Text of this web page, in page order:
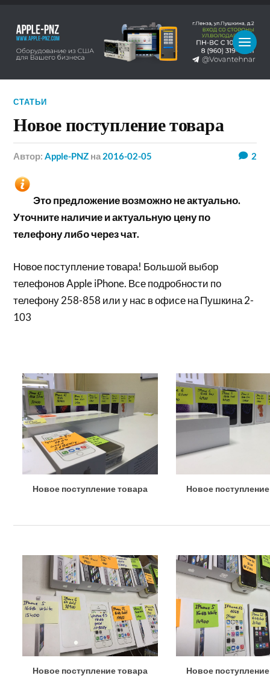
СТАТЬИ
Новое поступление товара
Автор:Apple-PNZ на 2016-02-05 2
Это предложение возможно не актуально.
Уточните наличие и актуальную цену по
телефону либо через чат.
Новое поступление товара! Большой выбор
телефонов Apple iPhone. Все подробности по
телефону 258-858 или у нас в офисе на Пушкина 2-
103
Новое поступление товара Новое
Новое поступление товара Новое